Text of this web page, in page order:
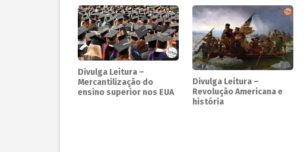
Divulga Leitura –
Mercantilização do
ensino superior nos EUA
Divulga Leitura –
Revolução Americana e
história